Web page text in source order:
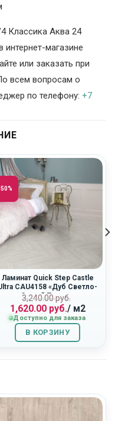
Классика Аква 24
магазине
или заказать при
всем вопросам о
по телефону: +7
Ламинат Quick Step Castle
CAU4158 «Дуб Светло-
Серый Патина»
3,240.00руб.
цена
составляла
3,240.00
руб..
1,620.00руб.
Текущая
цена:
1,620.00
руб..
/ м2
Доступно для заказа
В КОРЗИНУ